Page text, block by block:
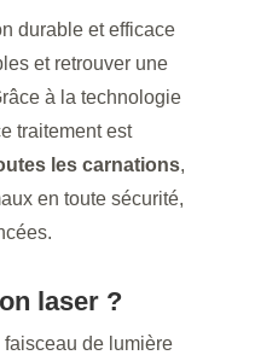
durable et efficace
et retrouver une
à la technologie
traitement est
les carnations,
en toute sécurité,
laser ?
faisceau de lumière